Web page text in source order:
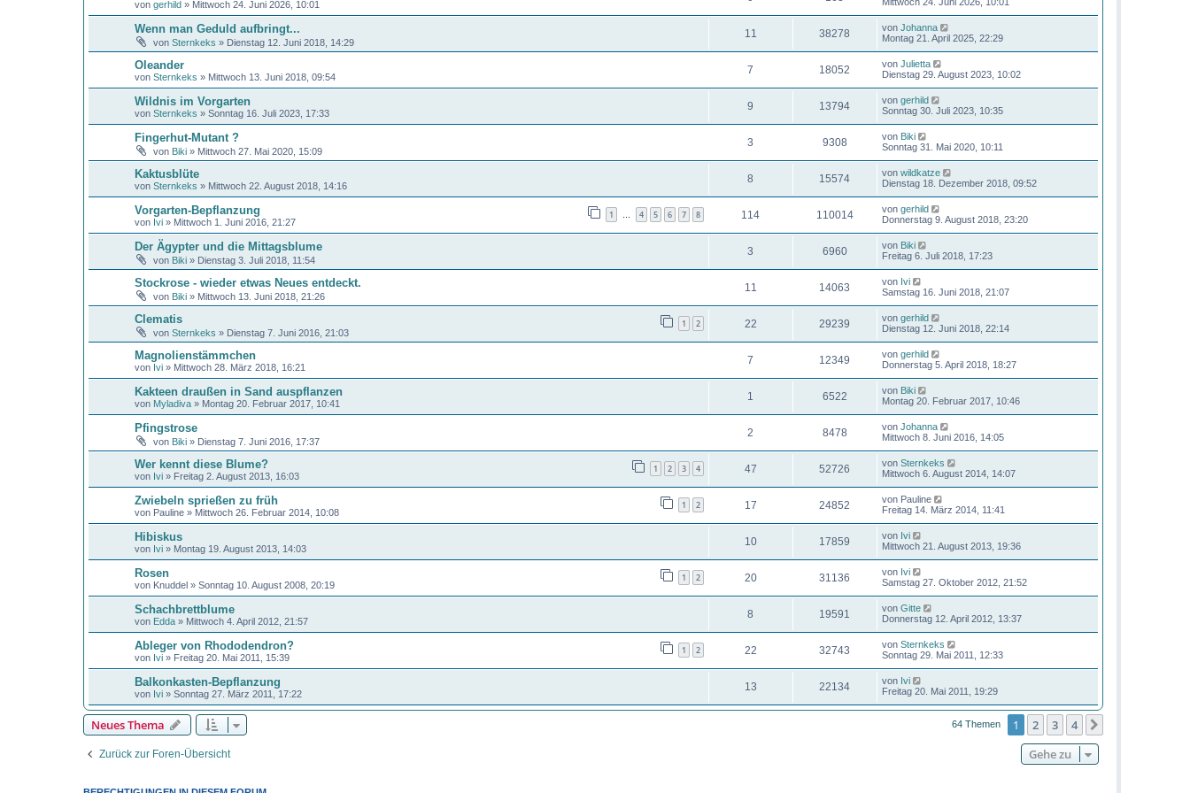
von gerhild» Mittwoch 24. Juni 2026, 10:01
Wenn man Geduld aufbringt...
von Sternkeks » Dienstag 12. Juni 2018, 14:29
11 38278 von Johanna
Montag 21. April 2025, 22:29
Oleander
von Sternkeks » Mittwoch 13. Juni 2018, 09:54
7 18052 von Julietta
Dienstag 29. August 2023, 10:02
Wildnis im Vorgarten
von Sternkeks » Sonntag 16. Juli 2023, 17:33
9 13794 von gerhild
Sonntag 30. Juli 2023, 10:35
Fingerhut-Mutant ?
von Biki» Mittwoch 27. Mai 2020, 15:09
3 9308 von Biki
Sonntag 31. Mai 2020, 10:11
Kaktusblüte
von Sternkeks » Mittwoch 22. August 2018, 14:16
8 15574 von wildkatze
Dienstag 18. Dezember 2018, 09:52
Vorgarten-Bepflanzung
von Ivi» Mittwoch 1. Juni 2016, 21:27
1 … 4 5 6 7 8 114 110014 von gerhild
Donnerstag 9. August 2018, 23:20
Der Ägypter und die Mittagsblume
von Biki» Dienstag 3. Juli 2018, 11:54
3 6960 von Biki
Freitag 6. Juli 2018, 17:23
Stockrose - wieder etwas Neues entdeckt.
von Biki» Mittwoch 13. Juni 2018, 21:26
11 14063 von Ivi
Samstag 16. Juni 2018, 21:07
Clematis
von Sternkeks » Dienstag 7. Juni 2016, 21:03
1 2 22 29239 von gerhild
Dienstag 12. Juni 2018, 22:14
Magnolienstämmchen
von Ivi» Mittwoch 28. März 2018, 16:21
7 12349 von gerhild
Donnerstag 5. April 2018, 18:27
Kakteen draußen in Sand auspflanzen
von Myladiva» Montag 20. Februar 2017, 10:41
1 6522 von Biki
Montag 20. Februar 2017, 10:46
Pfingstrose
von Biki» Dienstag 7. Juni 2016, 17:37
2 8478 von Johanna
Mittwoch 8. Juni 2016, 14:05
Wer kennt diese Blume?
von Ivi» Freitag 2. August 2013, 16:03
1 2 3 4 47 52726 von Sternkeks
Mittwoch 6. August 2014, 14:07
Zwiebeln sprießen zu früh
von Pauline» Mittwoch 26. Februar 2014, 10:08
1 2 17 24852 von Pauline
Freitag 14. März 2014, 11:41
Hibiskus
von Ivi» Montag 19. August 2013, 14:03
10 17859 von Ivi
Mittwoch 21. August 2013, 19:36
Rosen
von Knuddel» Sonntag 10. August 2008, 20:19
1 2 20 31136 von Ivi
Samstag 27. Oktober 2012, 21:52
Schachbrettblume
von Edda» Mittwoch 4. April 2012, 21:57
8 19591 von Gitte
Donnerstag 12. April 2012, 13:37
Ableger von Rhododendron?
von Ivi» Freitag 20. Mai 2011, 15:39
1 2 22 32743 von Sternkeks
Sonntag 29. Mai 2011, 12:33
Balkonkasten-Bepflanzung
von Ivi» Sonntag 27. März 2011, 17:22
13 22134 von Ivi
Freitag 20. Mai 2011, 19:29
Neues Thema 64 Themen 1 2 3 4
Zurück zur Foren-Übersicht Gehe zu